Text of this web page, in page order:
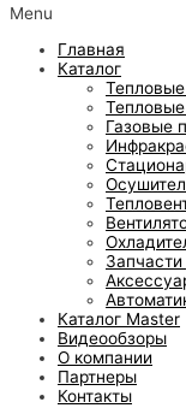
Menu
Главная
Каталог
Газовые
Каталог Master
Видеообзоры
О компании
Партнеры
Контакты